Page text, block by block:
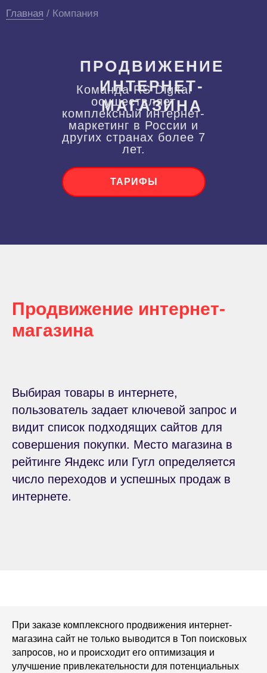
ПРОДВИЖЕНИЕ
ИНТЕРНЕТ-
МАГАЗИНА
ТАРИФЫ
Команда RS Digital
осуществляет
комплексный интернет-
маркетинг в России и
других странах более 7
лет.
Главная / Компания
Продвижение интернет-
магазина
Выбирая товары в интернете,
пользователь задает ключевой запрос и
видит список подходящих сайтов для
совершения покупки. Место магазина в
рейтинге Яндекс или Гугл определяется
число переходов и успешных продаж в
интернете.
При заказе комплексного продвижения интернет-
магазина сайт не только выводится в Топ поисковых
запросов, но и происходит его оптимизация и
улучшение привлекательности для потенциальных